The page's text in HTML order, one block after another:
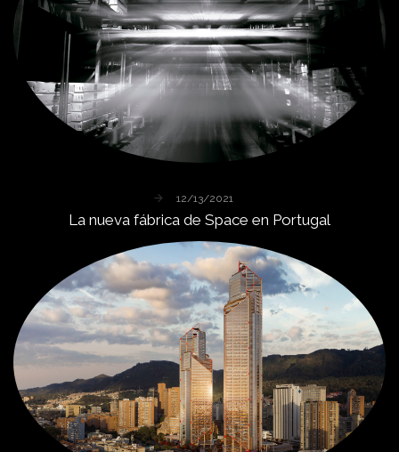
12/13/2021
La nueva fábrica de Space en Portugal